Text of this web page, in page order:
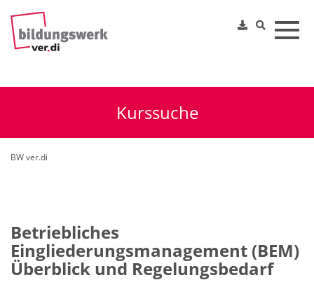
Kurssuche
BW ver.di
Betriebliches
Eingliederungsmanagement (BEM)
Überblick und Regelungsbedarf